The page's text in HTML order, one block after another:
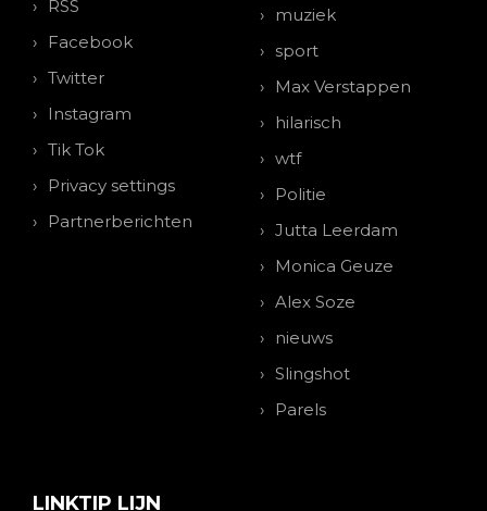
RSS
Facebook
Twitter
Instagram
Tik Tok
Privacy settings
Partnerberichten
muziek
sport
Max Verstappen
hilarisch
wtf
Politie
Jutta Leerdam
Monica Geuze
Alex Soze
nieuws
Slingshot
Parels
LINKTIP LIJN